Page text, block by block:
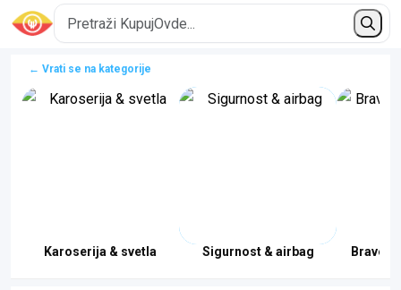
← Vrati se na kategorije
Karoserija & svetla Sigurnost & airbag Brave